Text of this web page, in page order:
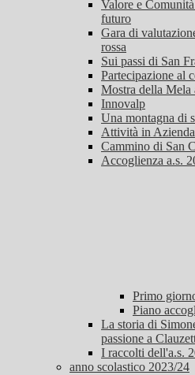
Valore e
futuro
Gara di
rossa
Sui passi di San
Partecipazione al
Mostra della Mela
Innovalp
Una montagna di
Attività in Azienda
Cammino di San
Accoglienza a.s.
Primo
Piano
La storia di
passione a
I raccolti dell'a.s.
anno scolastico 2023/24